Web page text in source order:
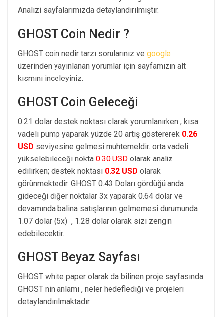
Analizi sayfalarımızda detaylandırılmıştır.
GHOST Coin Nedir ?
GHOST coin nedir tarzı sorularınız ve google
üzerinden yayınlanan yorumlar için sayfamızın alt
kısmını inceleyiniz.
GHOST Coin Geleceği
0.21 dolar destek noktası olarak yorumlanırken , kısa
vadeli pump yaparak yüzde 20 artış göstererek 0.26
USD seviyesine gelmesi muhtemeldir. orta vadeli
yükselebileceği nokta 0.30 USD olarak analiz
edilirken; destek noktası 0.32 USD olarak
görünmektedir. GHOST 0.43 Doları gördüğü anda
gideceği diğer noktalar 3x yaparak 0.64 dolar ve
devamında balina satışlarının gelmemesi durumunda
1.07 dolar (5x) , 1.28 dolar olarak sizi zengin
edebilecektir.
GHOST Beyaz Sayfası
GHOST white paper olarak da bilinen proje sayfasında
GHOST nin anlamı , neler hedeflediği ve projeleri
detaylandırılmaktadır.